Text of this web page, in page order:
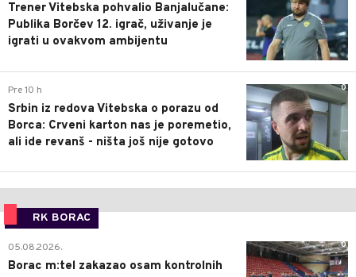
Trener Vitebska pohvalio Banjalučane:
Publika Borčev 12. igrač, uživanje je
igrati u ovakvom ambijentu
0
Pre 10 h
Srbin iz redova Vitebska o porazu od
Borca: Crveni karton nas je poremetio,
ali ide revanš - ništa još nije gotovo
RK BORAC
0
05.08.2026.
Borac m:tel zakazao osam kontrolnih